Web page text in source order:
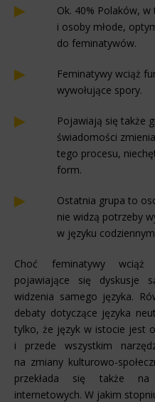
Ok. 40% Polaków,
i osoby młode,
do feminatywów.
Feminatywy wciąż
wywołujące spory.
Pojawiają się także
świadomości
tego procesu,
form.
Ostatnia grupa to
nie widzą potrzeby
w języku
Choć feminatywy wciąż
pojawiające się dyskusje
widzenia samego języka.
debaty dotyczące języka
tylko, że język w istocie jest
i przede wszystkim
na zmiany kulturowo-
przekłada się także na
internetowych. W jakim